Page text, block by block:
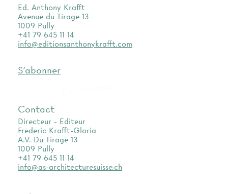
Ed. Anthony Krafft
Avenue du Tirage 13
1009 Pully
+41 79 645 11 14
info@editionsanthonykrafft.com
S'abonner
Contact
Directeur - Editeur
Frederic Krafft-Gloria
A.V. Du Tirage 13
1009 Pully
+41 79 645 11 14
info@as-architecturesuisse.ch